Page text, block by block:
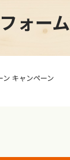
ォー
ン キャンペーン